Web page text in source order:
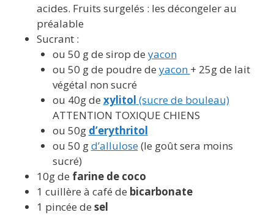
acides. Fruits surgelés : les décongeler au
préalable
Sucrant :
ou 50 g de sirop de yacon
ou 50 g de poudre de yacon + 25g de lait
végétal non sucré
ou 40g de xylitol (sucre de bouleau)
ATTENTION TOXIQUE CHIENS
ou 50g d’erythritol
ou 50 gd’allulose(le goût sera moins
sucré)
10g de farine de coco
1 cuillère à café de bicarbonate
1 pincée de sel